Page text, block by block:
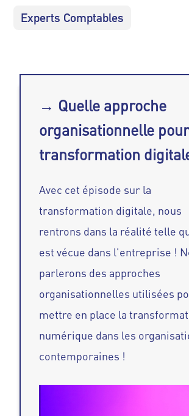
Experts Comptables
→ Quelle approche
organisationnelle
transformation
Avec cet épisode sur la
transformation digitale, nous
rentrons dans la réalité telle
est vécue dans l'entreprise !
parlerons des approches
organisationnelles utilisées
mettre en place la
numérique dans les
contemporaines !